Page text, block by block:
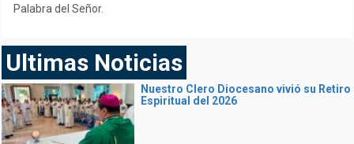
Palabra del Señor.
Ultimas Noticias
Nuestro Clero Diocesano vivió su Retiro
Espiritual del 2026